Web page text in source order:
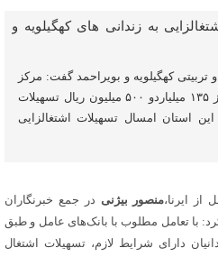
تربیتی کهگیلویه و بویراحمد گفت: مرکز
خدمات اجتماعی و مراقبت بیش از ۱۳۵ میلیاردو ۵۰۰ میلیون ریال تسهیلات
این استان امسال تسهیلات اشتغالزایی
از ایرنا،منصور بیژنی در جمع خبرنگاران
با تعامل مطلوب با بانک‌های عامل و طبق
۹۰ نفر از زندانیان دارای شرایط لازم، تسهیلات اشتغال